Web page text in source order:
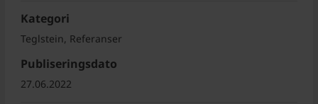
Kategori
Teglstein, Referanser
Publiseringsdato
27.06.2022